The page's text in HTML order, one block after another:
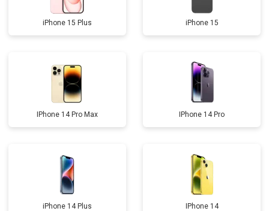
iPhone 15 Plus iPhone 15
IPhone 14 Pro Max IPhone 14 Pro
iPhone 14 Plus IPhone 14